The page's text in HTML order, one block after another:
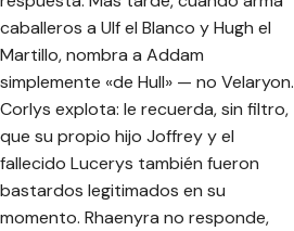
caballeros a Ulf el Blanco y Hugh el
Martillo, nombra a Addam
simplemente «de Hull» — no Velaryon.
Corlys explota: le recuerda, sin filtro,
que su propio hijo Joffrey y el
fallecido Lucerys también fueron
bastardos legitimados en su
momento. Rhaenyra no responde,